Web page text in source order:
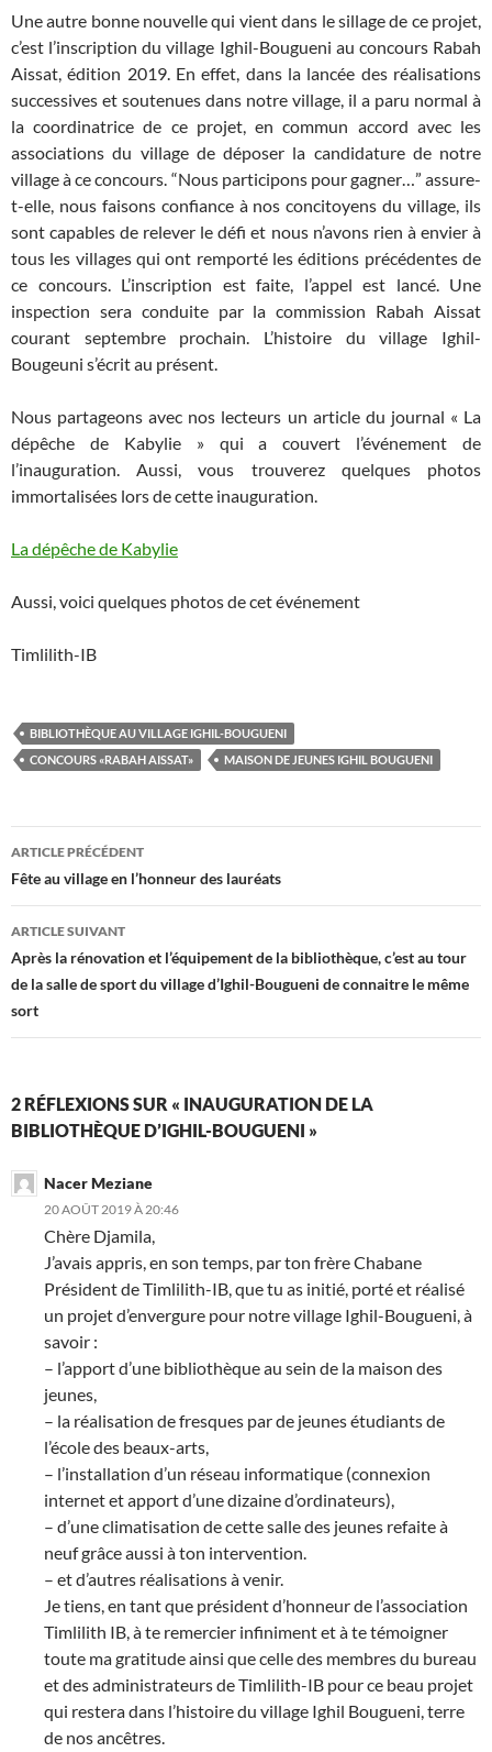
Une autre bonne nouvelle qui vient dans le sillage de ce projet,
c’est l’inscription du village Ighil-Bougueni au concours Rabah
Aissat, édition 2019. En effet, dans la lancée des réalisations
successives et soutenues dans notre village, il a paru normal à
la coordinatrice de ce projet, en commun accord avec les
associations du village de déposer la candidature de notre
village à ce concours. “Nous participons pour gagner…” assure-
t-elle, nous faisons confiance à nos concitoyens du village, ils
sont capables de relever le défi et nous n’avons rien à envier à
tous les villages qui ont remporté les éditions précédentes de
ce concours. L’inscription est faite, l’appel est lancé. Une
inspection sera conduite par la commission Rabah Aissat
courant septembre prochain. L’histoire du village Ighil-
Bougeuni s’écrit au présent.
Nous partageons avec nos lecteurs un article du journal « La
dépêche de Kabylie » qui a couvert l’événement de
l’inauguration. Aussi, vous trouverez quelques photos
immortalisées lors de cette inauguration.
La dépêche de Kabylie
Aussi, voici quelques photos de cet événement
Timlilith-IB
BIBLIOTHÈQUE AU VILLAGE IGHIL-BOUGUENI
CONCOURS «RABAH AISSAT»
MAISON DE JEUNES IGHIL BOUGUENI
Navigation
des
articles
ARTICLE PRÉCÉDENT
Fête au village en l’honneur des lauréats
ARTICLE SUIVANT
Après la rénovation et l’équipement de la bibliothèque, c’est au tour
de la salle de sport du village d’Ighil-Bougueni de connaitre le même
sort
2 RÉFLEXIONS SUR « INAUGURATION DE LA
BIBLIOTHÈQUE D’IGHIL-BOUGUENI »
Nacer Meziane
20 AOÛT 2019 À 20:46
Chère Djamila,
J’avais appris, en son temps, par ton frère Chabane
Président de Timlilith-IB, que tu as initié, porté et réalisé
un projet d’envergure pour notre village Ighil-Bougueni, à
savoir :
– l’apport d’une bibliothèque au sein de la maison des
jeunes,
– la réalisation de fresques par de jeunes étudiants de
l’école des beaux-arts,
– l’installation d’un réseau informatique (connexion
internet et apport d’une dizaine d’ordinateurs),
– d’une climatisation de cette salle des jeunes refaite à
neuf grâce aussi à ton intervention.
– et d’autres réalisations à venir.
Je tiens, en tant que président d’honneur de l’association
Timlilith IB, à te remercier infiniment et à te témoigner
toute ma gratitude ainsi que celle des membres du bureau
et des administrateurs de Timlilith-IB pour ce beau projet
qui restera dans l’histoire du village Ighil Bougueni, terre
de nos ancêtres.